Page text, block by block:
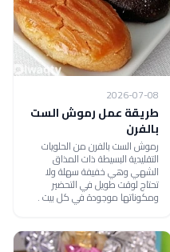
2026-07-08
طريقة عمل رموش الست
بالفرن
رموش الست بالفرن من الحلويات
التقليدية البسيطة ذات المذاق
الشهي وهي خفيفة سهلة ولا
تحتاج لوقت طويل في التحضير
ومكوناتها موجودة في كل بيت .